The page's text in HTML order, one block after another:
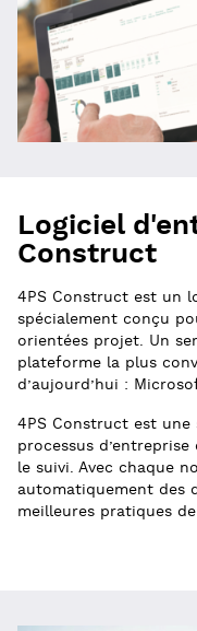
Logiciel
Construct
4PS Construct est un
spécialement conçu
orientées projet. Un
plateforme la plus
d’aujourd’hui :
4PS Construct est
processus
le suivi. Avec chaque
automatiquement des
meilleures pratiques